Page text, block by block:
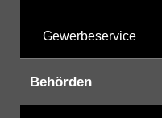
Gewerbeservice
Behörden